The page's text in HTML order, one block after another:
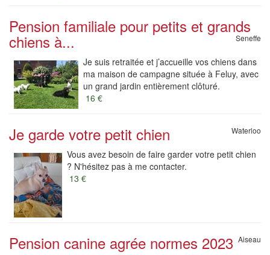
Pension familiale pour petits et grands
chiens à... Seneffe
Je suis retraitée et j’accueille vos chiens dans
ma maison de campagne située à Feluy, avec
un grand jardin entièrement clôturé.
16 €
Je garde votre petit chien Waterloo
Vous avez besoin de faire garder votre petit chien
? N'hésitez pas à me contacter.
13 €
Pension canine agrée normes 2023 Aiseau